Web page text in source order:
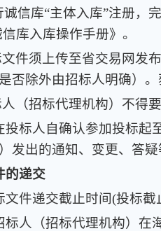
诚信库“主体入库”注册，
库入库操作手册》。
件须上传至省交易网发
否除外由招标人明确）
（招标代理机构）不得
投标人自确认参加投标起
发出的通知、变更、答疑
的递交
文件递交截止时间(投标截
标人（招标代理机构）在